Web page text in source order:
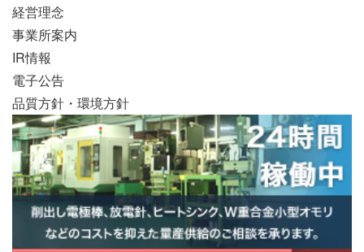
経営理念
事業所案内
IR情報
電子公告
品質方針・環境方針